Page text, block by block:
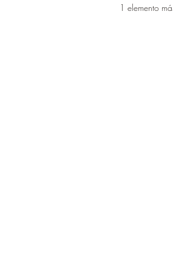
1 elemento